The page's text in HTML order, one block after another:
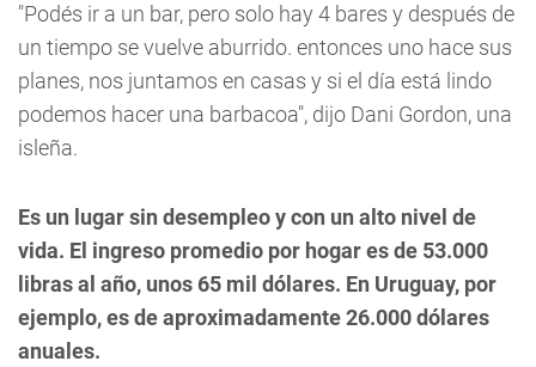
"Podés ir a un bar, pero solo hay 4 bares y después de
un tiempo se vuelve aburrido. entonces uno hace sus
planes, nos juntamos en casas y si el día está lindo
podemos hacer una barbacoa", dijo Dani Gordon, una
isleña.
Es un lugar sin desempleo y con un alto nivel de
vida. El ingreso promedio por hogar es de 53.000
libras al año, unos 65 mil dólares. En Uruguay, por
ejemplo, es de aproximadamente 26.000 dólares
anuales.